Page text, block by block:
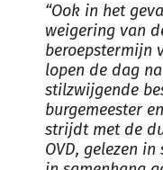
“Ook in het
weigering van
beroepstermijn
lopen de dag
stilzwijgende
burgemeester
strijdt met de
OVD, gelezen